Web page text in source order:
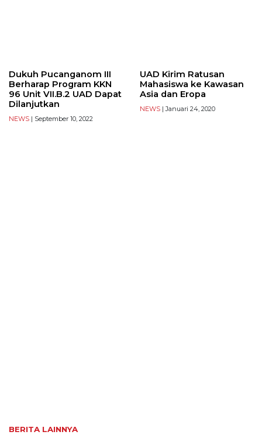
Dukuh Pucanganom III
Berharap Program KKN
96 Unit VII.B.2 UAD Dapat
Dilanjutkan
NEWS | September 10, 2022
UAD Kirim Ratusan
Mahasiswa ke Kawasan
Asia dan Eropa
NEWS | Januari 24, 2020
BERITA LAINNYA